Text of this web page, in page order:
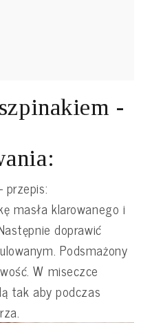
-
masła klarowanego i
doprawić
Podsmażony
W miseczce
tak aby podczas